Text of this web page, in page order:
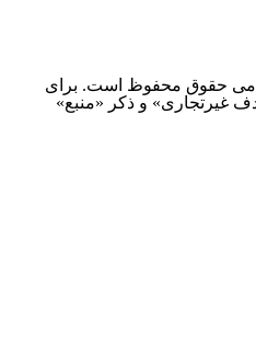
شما. تمامی حقوق محفوظ است. برای
غیرتجاری» و ذکر «منبع»